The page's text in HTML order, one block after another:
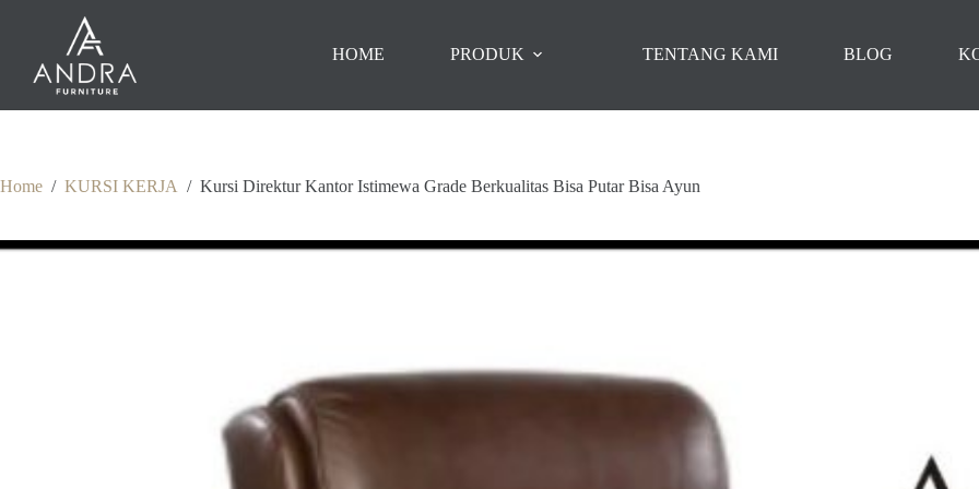
HOME PRODUK TENTANG KAMI BLOG
Home / KURSI KERJA / Kursi Direktur Kantor Istimewa Grade Berkualitas Bisa Putar Bisa Ayun